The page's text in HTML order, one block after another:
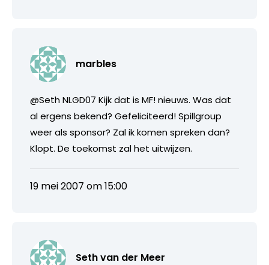
marbles
@Seth NLGD07 Kijk dat is MF! nieuws. Was dat
al ergens bekend? Gefeliciteerd! Spillgroup
weer als sponsor? Zal ik komen spreken dan?
Klopt. De toekomst zal het uitwijzen.
19 mei 2007 om 15:00
Seth van der Meer